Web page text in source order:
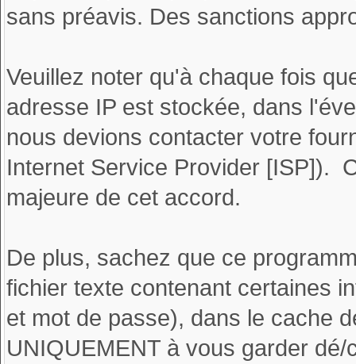
sans préavis. Des sanctions
Veuillez noter qu'à chaque fois
adresse IP est stockée, dans
nous devions contacter votre
Internet Service Provider [ISP]).
majeure de cet accord.
De plus, sachez que ce
fichier texte contenant certaines
et mot de passe), dans le cache
UNIQUEMENT à vous garder